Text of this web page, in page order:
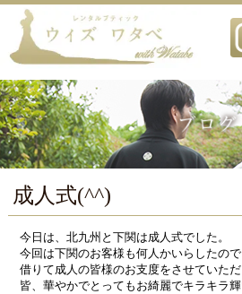
成人式(^^)
今日は、北九州と下関は成人式でした。
今回は下関のお客様も何人かいらしたの
借りて成人の皆様のお支度をさせていただ
皆、華やかでとってもお綺麗でキラキラ